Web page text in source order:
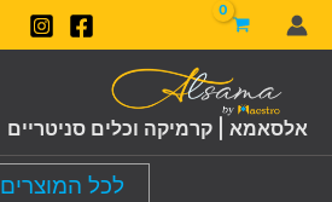
דילוג
לתוכן
אלסאמא | קרמיקה וכלים סניטריים
לכל המוצרים